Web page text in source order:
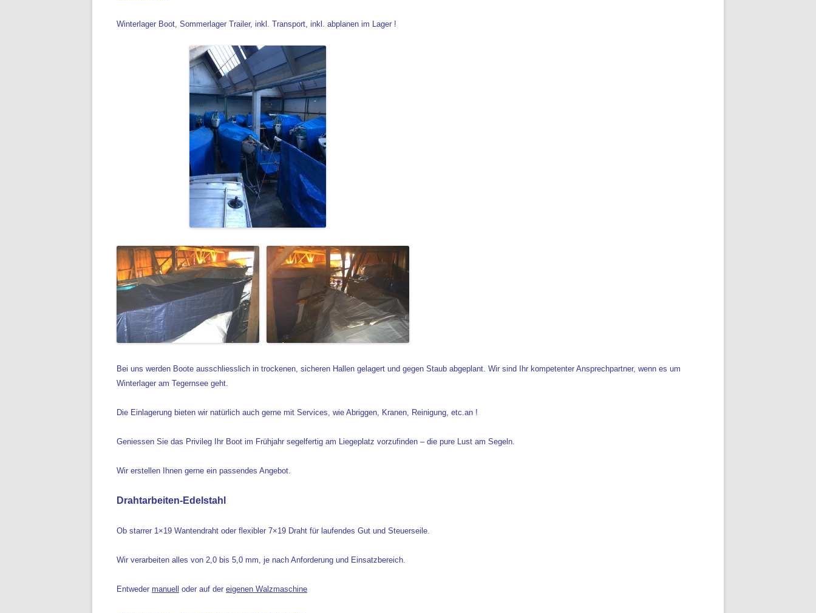
Winterlager Boot, Sommerlager Trailer, inkl. Transport, inkl. abplanen im Lager !
Bei uns werden Boote ausschliesslich in trockenen, sicheren Hallen gelagert und gegen Staub abgeplant. Wir sind Ihr kompetenter Ansprechpartner, wenn es um
Winterlager am Tegernsee geht.
Die Einlagerung bieten wir natürlich auch gerne mit Services, wie Abriggen, Kranen, Reinigung, etc.an !
Geniessen Sie das Privileg Ihr Boot im Frühjahr segelfertig am Liegeplatz vorzufinden – die pure Lust am Segeln.
Wir erstellen Ihnen gerne ein passendes Angebot.
Drahtarbeiten-Edelstahl
Ob starrer 1×19 Wantendraht oder flexibler 7×19 Draht für laufendes Gut und Steuerseile.
Wir verarbeiten alles von 2,0 bis 5,0 mm, je nach Anforderung und Einsatzbereich.
Entweder manuell oder auf der eigenen Walzmaschine